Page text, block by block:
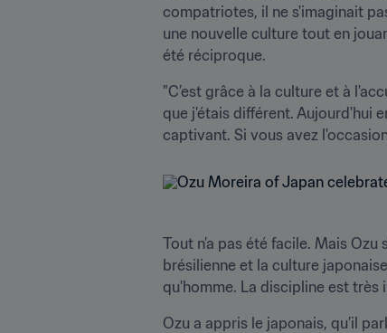
compatriotes, il ne s'imaginait
une nouvelle culture tout en
été réciproque.
"C’est grâce à la culture et à
que j'étais différent. Aujourd'hui
captivant. Si vous avez
Tout n’a pas été facile. Mais
brésilienne et la culture
qu'homme. La discipline est
Ozu a appris le japonais, qu’il